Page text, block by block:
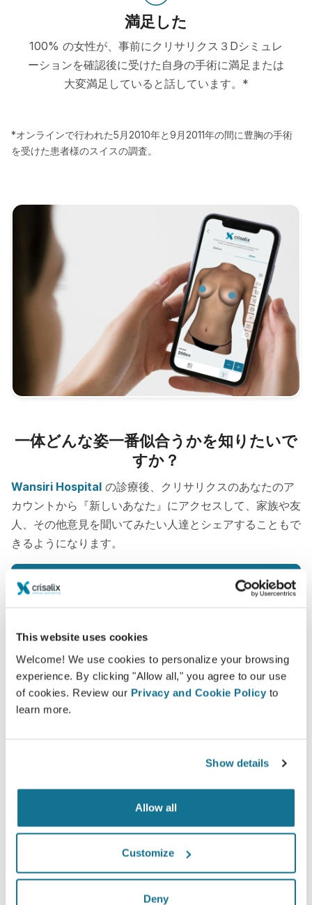
This website uses cookies
Welcome! We use cookies to personalize your browsing
experience. By clicking "Allow all," you agree to our use
of cookies. Review our Privacy and Cookie Policy to
learn more.
Show details
Allow all
Customize
Deny
満足した
100% の女性が、事前にクリサリクス３Dシミュレ
ーションを確認後に受けた自身の手術に満足または
大変満足していると話しています。*
*オンラインで行われた5月2010年と9月2011年の間に豊胸の手術
を受けた患者様のスイスの調査。
一体どんな姿一番似合うかを知りたいで
すか？
Wansiri Hospital の診療後、クリサリクスのあなたのア
カウントから『新しいあなた』にアクセスして、家族や友
人、その他意見を聞いてみたい人達とシェアすることもで
きるようになります。
簡単ですし安全です
クリサリクスは、常にあなたのプライバシーを保護
プライバシーは守られています。
ハイテク
この形成・美容整形外科用ウェブベース3Dシミュレ
ーターはすでに100からの外科医に使用されて、外